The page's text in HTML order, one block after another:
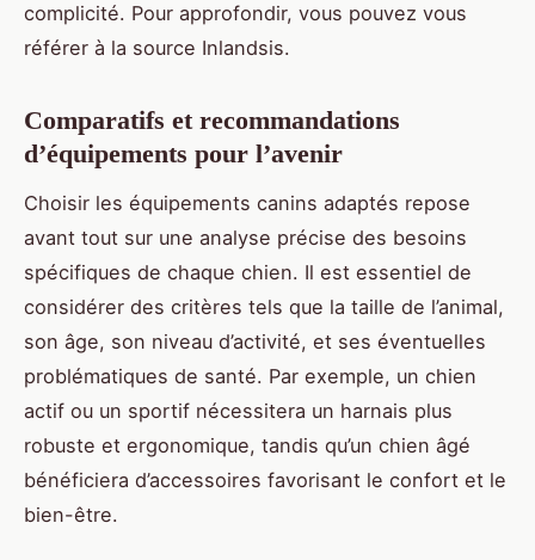
complicité. Pour approfondir, vous pouvez vous
référer à la source Inlandsis.
Comparatifs et recommandations
d’équipements pour l’avenir
Choisir les équipements canins adaptés repose
avant tout sur une analyse précise des besoins
spécifiques de chaque chien. Il est essentiel de
considérer des critères tels que la taille de l’animal,
son âge, son niveau d’activité, et ses éventuelles
problématiques de santé. Par exemple, un chien
actif ou un sportif nécessitera un harnais plus
robuste et ergonomique, tandis qu’un chien âgé
bénéficiera d’accessoires favorisant le confort et le
bien-être.